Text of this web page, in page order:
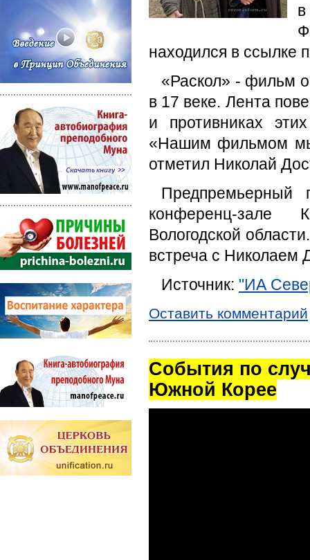
находился в ссылке
«Раскол» - фильм
в 17 веке. Лента
и противниках
«Нашим фильмом мы
отметил Николай
конференц-зале
Вологодской
встреча с Николаем
Источник: "ИА
Оставить комментарий
Cобытия по
Южной Корее